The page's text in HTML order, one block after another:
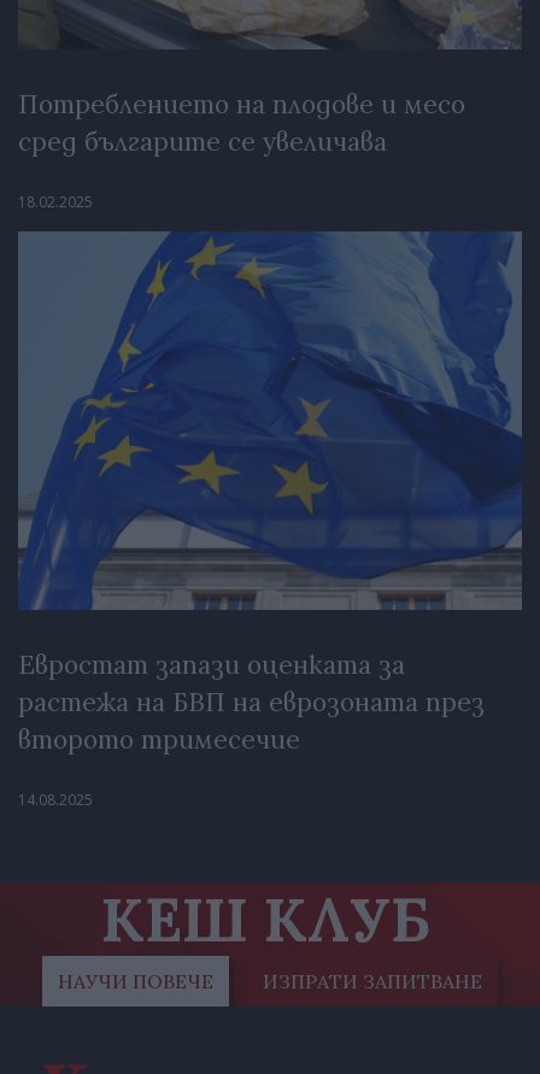
Потреблението на плодове и месо
сред българите се увеличава
18.02.2025
Евростат запази оценката за
растежа на БВП на еврозоната през
второто тримесечие
14.08.2025
КЕШ КЛУБ
НАУЧИ ПОВЕЧЕ ИЗПРАТИ ЗАПИТВАНЕ